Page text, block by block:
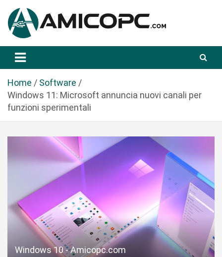
a
Amicopc.com
Home
Software
Windows 11: Microsoft annuncia nuovi canali per
funzioni sperimentali
Windows 10 - Amicopc.com